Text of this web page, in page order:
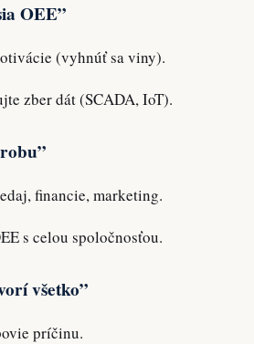
OEE”
(vyhnúť sa viny).
zber dát (SCADA, IoT).
financie, marketing.
s celou spoločnosťou.
všetko”
príčinu.